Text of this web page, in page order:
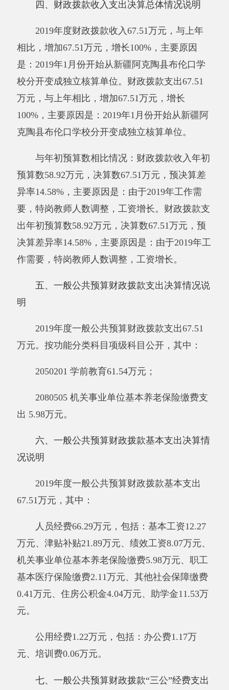
2019年度一般公共预算财政拨款支出67.51
万元。按功能分类科目项级科目公开，其中：
2050201 学前教育 61.54
2080505机关事业单位基本养老保险缴费支
出 5.98万元。
六、一般公共预算财政拨款基本支出决算情
2019年度一般公共预算财政拨款基本支出
67.51
万元，其中：
人员经费66.29万元，包括：基本工资12.27
万元、津贴补贴21.89万元、绩效工资 8.07万元、
机关事业单位基本养老保险缴费
5.98万元、职工
万元、住房公积金4.04万元、助学金11.53万
元。
公用经费1.22万元，包括：办公费1.17万
元、培训费0.06万元。
七、一般公共预算财政拨款“三公”经费支出
2019年度一般公共预算“三公”经费支出决算
0万元，比上年增加0万元，增长0%，增加原因
万元，占0%，比上年增加0万元，增长0%，增加
原因是无增减变化；公务用车购置及运行维护费
支出0万元，占0%，比上年增加0万元，增长
万元，占0%，比上年增加0万元，增长0%，增加
原因是无增减变化。具体情况如下：
因公出国（境）费支出0万元。新疆阿克陶
县布伦口乡“双语”幼儿园全年使用一般公共预算
财政拨款安排的出国（境）团组0个，累计0人
次。开支内容包括：无 。
公务用车运行维护费开支内容包括
：无 。公务用
车购置数0辆，公务用车保有量0辆。
公务接待费0万元，开支内容包括：无。单